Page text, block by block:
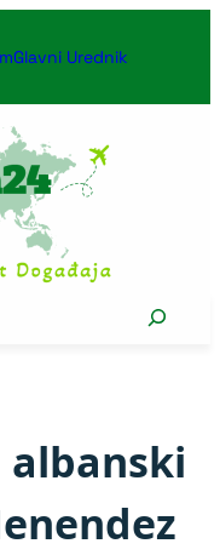
Glavni Urednik
Search
albanski